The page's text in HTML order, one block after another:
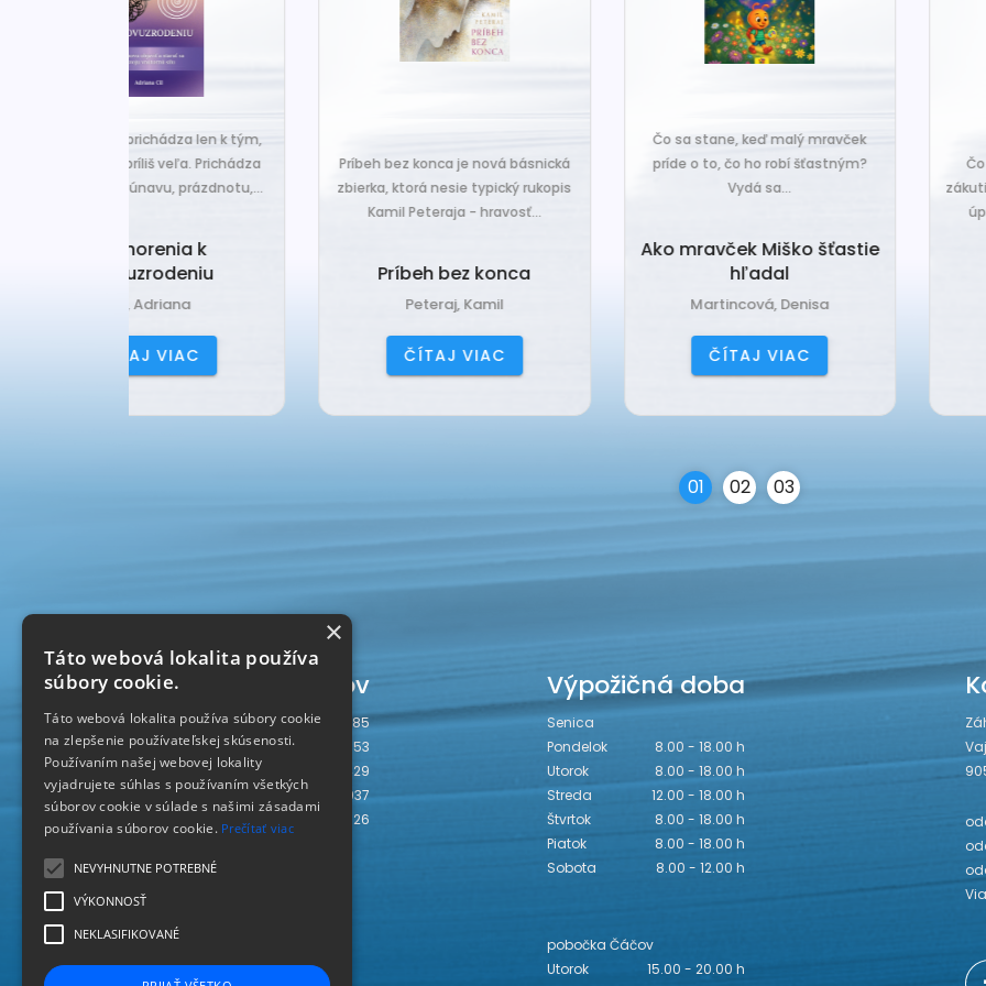
Príbeh bez konca je nová básnická
zbierka, ktorá nesie typický rukopis
Kamil Peteraja - hravosť...
Príbeh bez konca
Čo sa stane, keď malý mravček
príde o to, čo ho robí šťastným?
Vydá sa...
Ako mravček Miško šťastie
Čo sa stane, keď sa do
zákutiny škriatkov prisťahuje
úplne nový? Babka
Jančová, Katarína
01 02 03
Počítadlo prístupov
Dnes
685
Včera
753
Tento týždeň
3429
Tento mesiac
4937
Spolu
237926
SK
Výpožičná doba
Senica
Pondelok
8.00 - 18.00 h
Utorok
8.00 - 18.00 h
Streda
12.00 - 18.00 h
Štvrtok
8.00 - 18.00 h
Piatok
8.00 - 18.00 h
Sobota
8.00 - 12.00 h
pobočka Čáčov
Utorok
15.00 - 20.00 h
×
Táto webová lokalita používa
súbory cookie.
Táto webová lokalita používa súbory cookie
na zlepšenie používateľskej skúsenosti.
Používaním našej webovej lokality
vyjadrujete súhlas s používaním všetkých
súborov cookie v súlade s našimi zásadami
používania súborov cookie. Prečítať viac
NEVYHNUTNE POTREBNÉ
VÝKONNOSŤ
NEKLASIFIKOVANÉ